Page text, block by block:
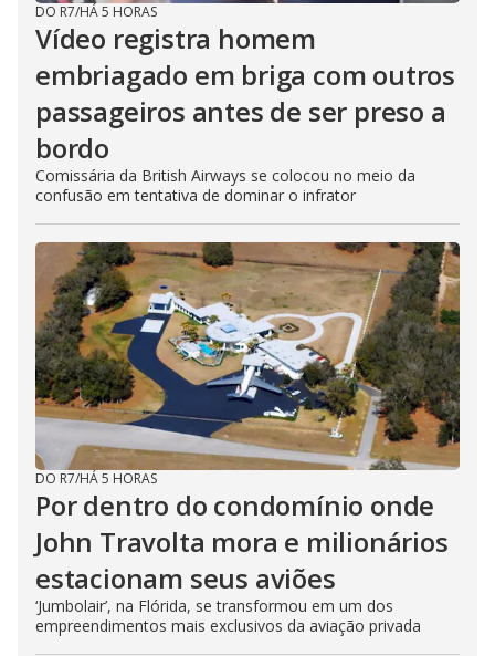
DO R7/HÁ 5 HORAS
Vídeo registra homem
embriagado em briga com outros
passageiros antes de ser preso a
bordo
Comissária da British Airways se colocou no meio da
confusão em tentativa de dominar o infrator
DO R7/HÁ 5 HORAS
Por dentro do condomínio onde
John Travolta mora e milionários
estacionam seus aviões
‘Jumbolair’, na Flórida, se transformou em um dos
empreendimentos mais exclusivos da aviação privada